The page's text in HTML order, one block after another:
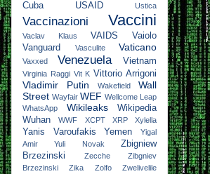
Cuba
USAID Ustica
Vaccinazioni Vaccini
Vaclav Klaus VAIDS
Vaiolo
Vanguard
Vasculite Vaticano
Vaxxed Venezuela Vietnam
Virginia Raggi Vit K Vittorio Arrigoni
Vladimir Putin Wakefield
Wall
Street Wayfair WEF Wellcome Leap
WhatsApp
Wikileaks
Wikipedia
Wuhan
WWF XCPT XRP Xylella
Yanis Varoufakis Yemen
Yigal
Amir
Yuli Novak
Zbigniew
Brzezinski
Zecche
Zibgniev
Brzezinski
Zika Zolfo
Zwelivelile